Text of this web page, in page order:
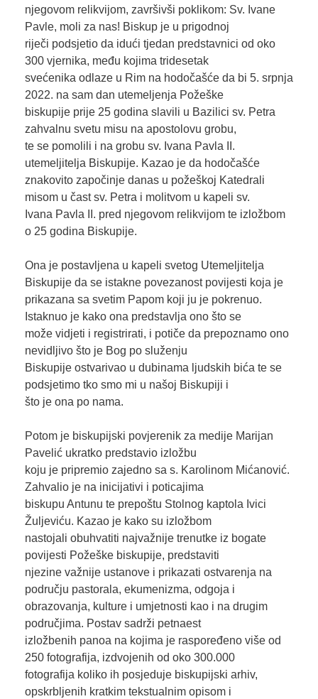
njegovom relikvijom, završivši poklikom: Sv. Ivane
Pavle, moli za nas! Biskup je u prigodnoj
riječi podsjetio da idući tjedan predstavnici od oko
300 vjernika, među kojima tridesetak
svećenika odlaze u Rim na hodočašće da bi 5. srpnja
2022. na sam dan utemeljenja Požeške
biskupije prije 25 godina slavili u Bazilici sv. Petra
zahvalnu svetu misu na apostolovu grobu,
te se pomolili i na grobu sv. Ivana Pavla II.
utemeljitelja Biskupije. Kazao je da hodočašće
znakovito započinje danas u požeškoj Katedrali
misom u čast sv. Petra i molitvom u kapeli sv.
Ivana Pavla II. pred njegovom relikvijom te izložbom
o 25 godina Biskupije.
Ona je postavljena u kapeli svetog Utemeljitelja
Biskupije da se istakne povezanost povijesti koja je
prikazana sa svetim Papom koji ju je pokrenuo.
Istaknuo je kako ona predstavlja ono što se
može vidjeti i registrirati, i potiče da prepoznamo ono
nevidljivo što je Bog po služenju
Biskupije ostvarivao u dubinama ljudskih bića te se
podsjetimo tko smo mi u našoj Biskupiji i
što je ona po nama.
Potom je biskupijski povjerenik za medije Marijan
Pavelić ukratko predstavio izložbu
koju je pripremio zajedno sa s. Karolinom Mićanović.
Zahvalio je na inicijativi i poticajima
biskupu Antunu te prepoštu Stolnog kaptola Ivici
Žuljeviću. Kazao je kako su izložbom
nastojali obuhvatiti najvažnije trenutke iz bogate
povijesti Požeške biskupije, predstaviti
njezine važnije ustanove i prikazati ostvarenja na
području pastorala, ekumenizma, odgoja i
obrazovanja, kulture i umjetnosti kao i na drugim
područjima. Postav sadrži petnaest
izložbenih panoa na kojima je raspoređeno više od
250 fotografija, izdvojenih od oko 300.000
fotografija koliko ih posjeduje biskupijski arhiv,
opskrbljenih kratkim tekstualnim opisom i